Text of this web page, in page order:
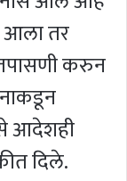
आला तर
करुन
आदेशही
दिले.